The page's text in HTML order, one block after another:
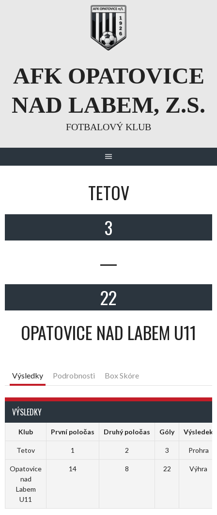
AFK OPATOVICE
NAD LABEM, Z.S.
FOTBALOVÝ KLUB
TETOV
3
—
22
OPATOVICE NAD LABEM U11
Výsledky Podrobnosti Box Skóre
VÝSLEDKY
Klub První poločas Druhý poločas Góly Výsledek
Tetov 1 2 3 Prohra
Opatovice
nad
Labem
U11
14 8 22 Výhra